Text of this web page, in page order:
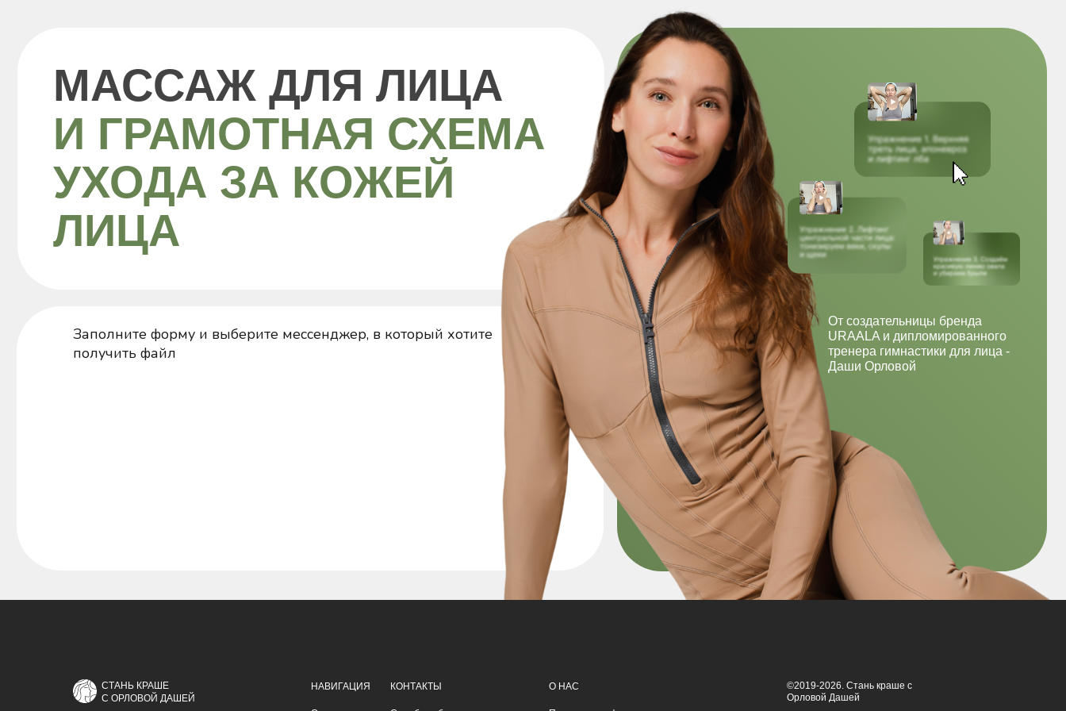
МАССАЖ ДЛЯ ЛИЦА
И ГРАМОТНАЯ СХЕМА
УХОДА ЗА КОЖЕЙ
ЛИЦА
От создательницы бренда
URAALA и дипломированного
тренера гимнастики для лица -
Даши Орловой
СТАНЬ КРАШЕ
С ОРЛОВОЙ ДАШЕЙ
НАВИГАЦИЯ КОНТАКТЫ О НАС
©2019-2026. Стань краше с
Орловой Дашей